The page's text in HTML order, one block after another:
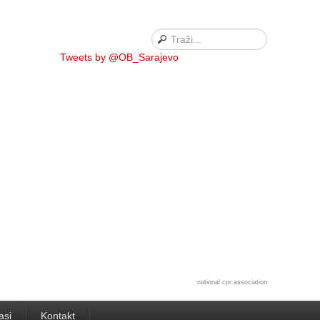
Tweets by @OB_Sarajevo
national cpr association
Kontakt